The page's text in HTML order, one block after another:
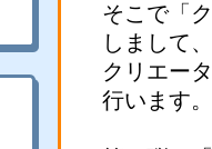
そこで「
しまして
クリエー
行います。